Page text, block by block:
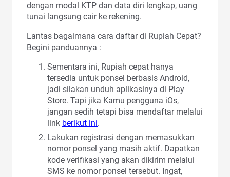
dengan modal KTP dan data diri lengkap, uang
tunai langsung cair ke rekening.
Lantas bagaimana cara daftar di Rupiah Cepat?
Begini panduannya :
Sementara ini, Rupiah cepat hanya
tersedia untuk ponsel berbasis Android,
jadi silakan unduh aplikasinya di Play
Store. Tapi jika Kamu pengguna iOs,
jangan sedih tetapi bisa mendaftar melalui
link berikut ini.
Lakukan registrasi dengan memasukkan
nomor ponsel yang masih aktif. Dapatkan
kode verifikasi yang akan dikirim melalui
SMS ke nomor ponsel tersebut. Ingat,